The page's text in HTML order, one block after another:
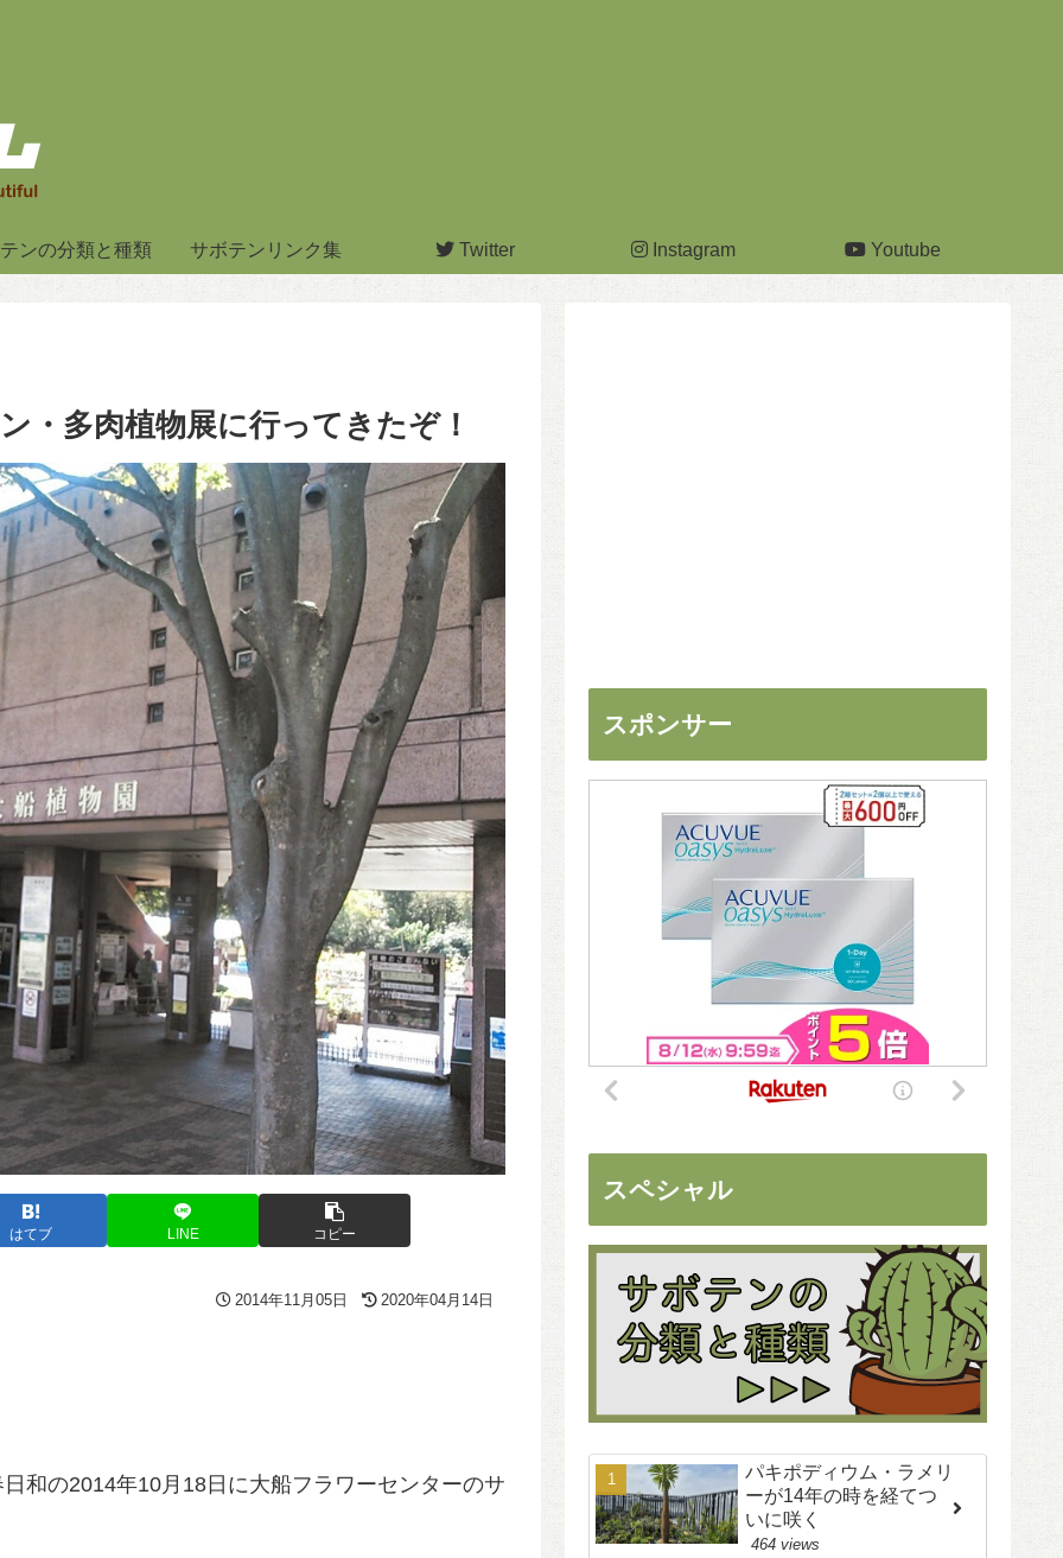
ンの分類と種類 サボテンリンク集 Twitter Instagram Youtube
・多肉植物展に行ってきたぞ！
はてブ LINE コピー
2014年11月05日 2020年04月14日
和の2014年10月18日に大船フラワーセンターのサ
スポンサー
スペシャル
パキポディウム・ラメリ
ーが14年の時を経てつ
いに咲く
464 views